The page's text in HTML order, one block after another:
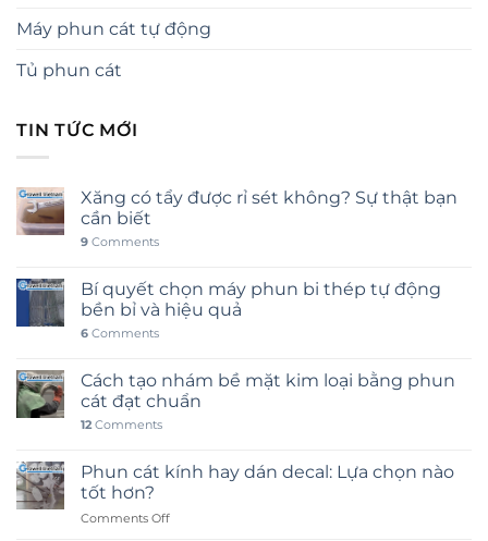
Máy phun cát tự động
Tủ phun cát
TIN TỨC MỚI
Xăng có tẩy được rỉ sét không? Sự thật bạn
cần biết
9 Comments
Bí quyết chọn máy phun bi thép tự động
bền bỉ và hiệu quả
6 Comments
Cách tạo nhám bề mặt kim loại bằng phun
cát đạt chuẩn
12Comments
Phun cát kính hay dán decal: Lựa chọn nào
tốt hơn?
Comments Offon